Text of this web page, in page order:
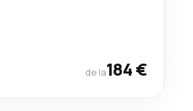
de la184 €